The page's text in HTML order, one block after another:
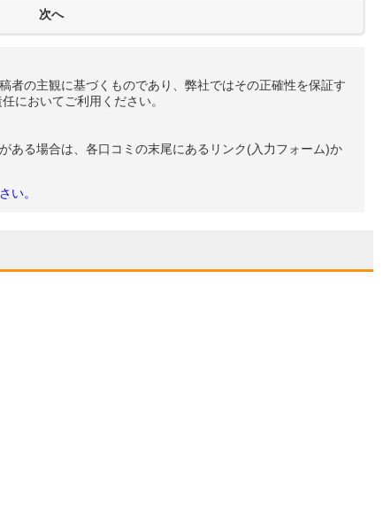
者の主観に基づくものであり、弊社ではその正確性を保証す
においてご利用ください。
ある場合は、各口コミの末尾にあるリンク(入力フォーム)か
い。